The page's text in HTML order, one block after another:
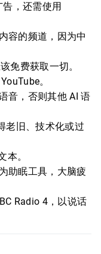
，还需使用
容的频道，因为中
免费获取一切。
。
音，否则其他 AI 语
老旧、技术化或过
本。
助眠工具，大脑疲
Radio 4，以说话